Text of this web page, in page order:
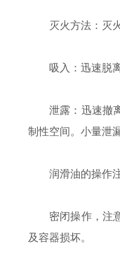
灭火方法：灭火
吸入：迅速脱离
泄露：迅速撤离
制性空间。小量泄
润滑油的操作注
密闭操作，注意
及容器损坏。